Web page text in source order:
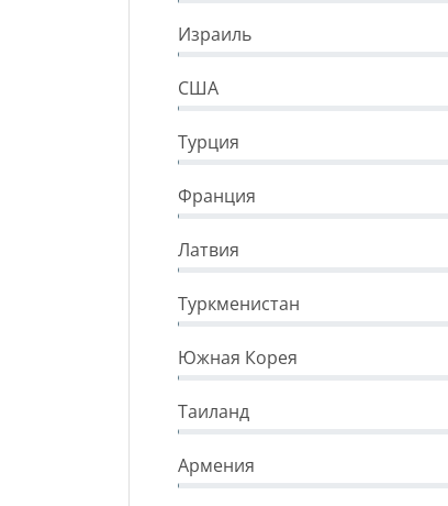
Израиль
США
Турция
Франция
Латвия
Туркменистан
Южная Корея
Таиланд
Армения